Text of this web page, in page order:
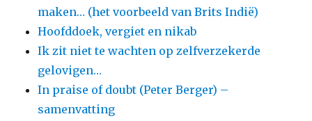
maken… (het voorbeeld van Brits Indië)
Hoofddoek, vergiet en nikab
Ik zit niet te wachten op zelfverzekerde
gelovigen…
In praise of doubt (Peter Berger) –
samenvatting